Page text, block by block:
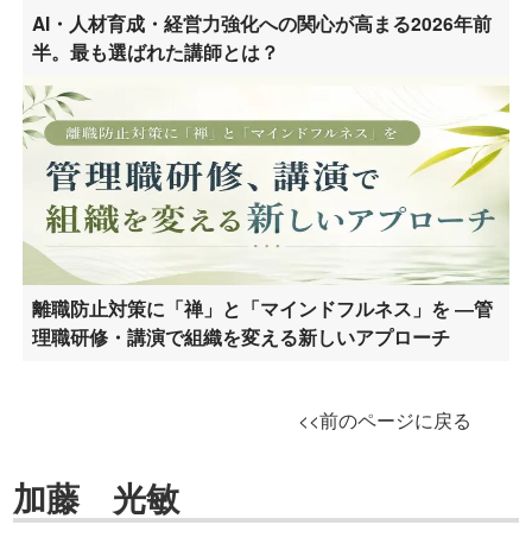
AI・人材育成・経営力強化への関心が高まる2026年前
半。最も選ばれた講師とは？
離職防止対策に「禅」と「マインドフルネス」を ―管
理職研修・講演で組織を変える新しいアプローチ
<<前のページに戻る
加藤 光敏